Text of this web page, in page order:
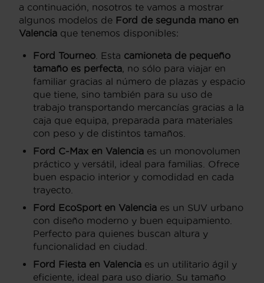
a continuación, nosotros te vamos a mostrar
algunos modelos de Ford de segunda mano en
Valencia que tenemos disponibles:
Ford Tourneo . Esta camioneta de pequeño
tamaño es perfecta , no sólo para viajar en
familiar gracias al número de plazas y espacio
que tiene, sino también para su uso de
trabajo transportando mercancías gracias a la
caja que equipa, preparada para materiales
con peso y de distintos tamaños.
Ford C-Max en Valencia es un monovolumen
práctico y versátil, ideal para familias. Ofrece
buen espacio interior y comodidad en cada
trayecto.
Ford EcoSport en Valencia es un SUV urbano
con diseño moderno y buen equipamiento.
Perfecto para quienes buscan altura y
funcionalidad en ciudad.
Ford Fiesta en Valencia es un utilitario ágil y
eficiente, ideal para uso diario. Su tamaño